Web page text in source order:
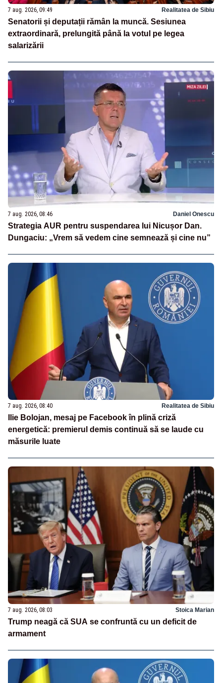
7 aug. 2026, 09:49 Realitatea de Sibiu
Senatorii și deputații rămân la muncă. Sesiunea
extraordinară, prelungită până la votul pe legea
salarizării
7 aug. 2026, 08:46 Daniel Onescu
Strategia AUR pentru suspendarea lui Nicușor Dan.
Dungaciu: „Vrem să vedem cine semnează și cine nu”
7 aug. 2026, 08:40 Realitatea de Sibiu
Ilie Bolojan, mesaj pe Facebook în plină criză
energetică: premierul demis continuă să se laude cu
măsurile luate
7 aug. 2026, 08:03 Stoica Marian
Trump neagă că SUA se confruntă cu un deficit de
armament